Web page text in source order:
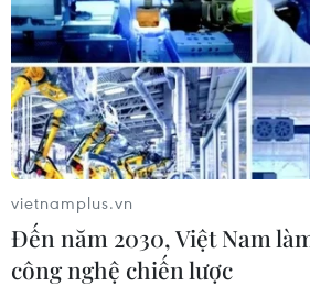
vietnamplus.vn
Đến năm 2030, Việt Nam
công nghệ chiến lược